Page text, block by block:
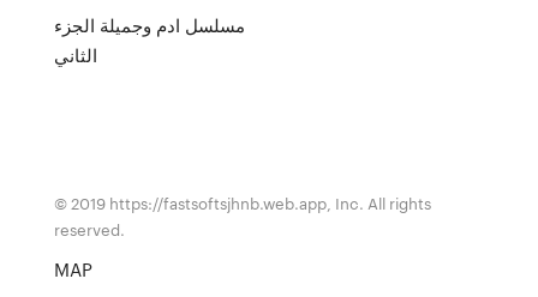
مسلسل ادم وجميلة الجزء
الثاني
© 2019 https://fastsoftsjhnb.web.app, Inc. All rights
reserved.
MAP